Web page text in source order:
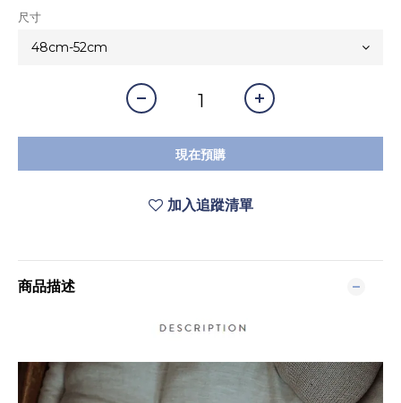
尺寸
現在預購
加入追蹤清單
商品描述